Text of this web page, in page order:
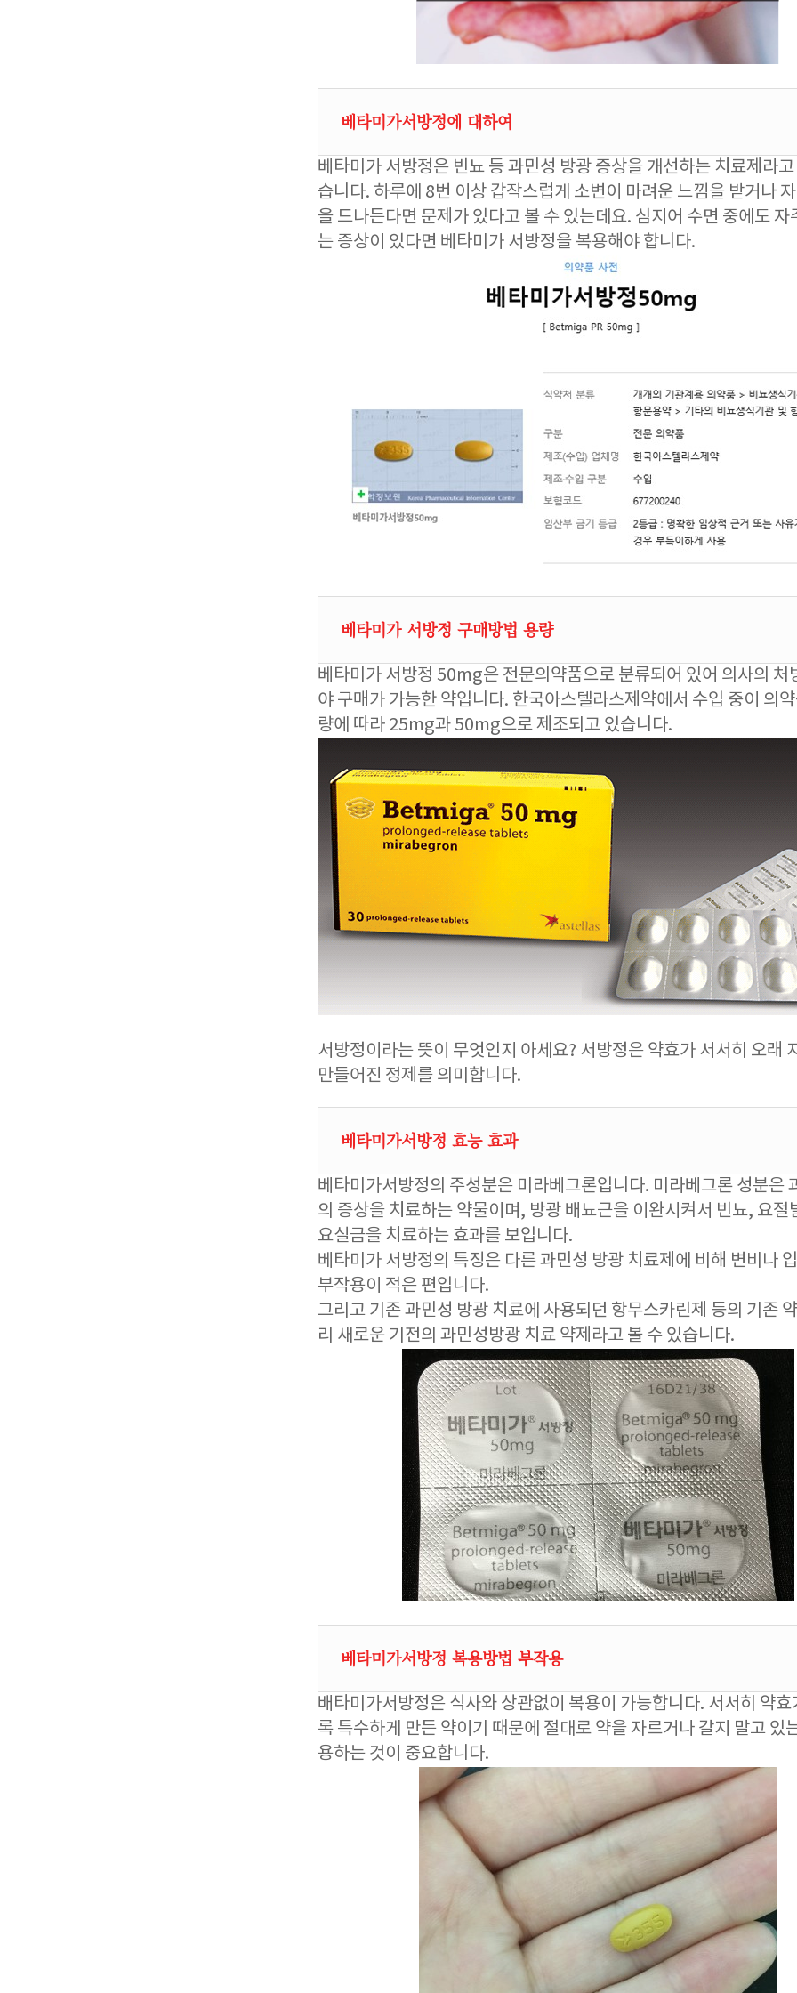
베타미가서방정에 대하여
베타미가 서방정은 빈뇨 등 과민성 방광 증상을 개선하는 치료제라
습니다. 하루에 8번 이상 갑작스럽게 소변이 마려운 느낌을 받거나
을 드나든다면 문제가 있다고 볼 수 있는데요. 심지어 수면 중에도 자
는 증상이 있다면 베타미가 서방정을 복용해야 합니다.
베타미가 서방정 구매방법 용량
베타미가 서방정 50mg은 전문의약품으로 분류되어 있어 의사의 처
야 구매가 가능한 약입니다. 한국아스텔라스제약에서 수입 중이 의
량에 따라 25mg과 50mg으로 제조되고 있습니다.
서방정이라는 뜻이 무엇인지 아세요? 서방정은 약효가 서서히 오래
만들어진 정제를 의미합니다.
베타미가서방정 효능 효과
베타미가서방정의 주성분은 미라베그론입니다. 미라베그론 성분은
의 증상을 치료하는 약물이며, 방광 배뇨근을 이완시켜서 빈뇨, 요절
요실금을 치료하는 효과를 보입니다.
베타미가 서방정의 특징은 다른 과민성 방광 치료제에 비해 변비나
부작용이 적은 편입니다.
그리고 기존 과민성 방광 치료에 사용되던 항무스카린제 등의 기존
리 새로운 기전의 과민성방광 치료 약제라고 볼 수 있습니다.
베타미가서방정 복용방법 부작용
배타미가서방정은 식사와 상관없이 복용이 가능합니다. 서서히 약
록 특수하게 만든 약이기 때문에 절대로 약을 자르거나 갈지 말고 있
용하는 것이 중요합니다.